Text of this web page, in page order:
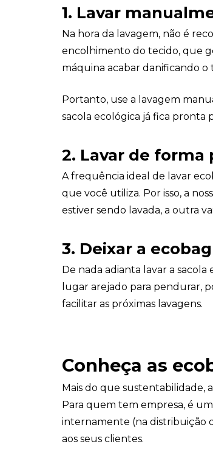
1. Lavar
Na hora da lavagem, não é
encolhimento do tecido, que
máquina acabar danificando o
Portanto, use a lavagem
sacola ecológica já fica pronta
2. Lavar de forma
A frequência ideal de lavar
que você utiliza. Por isso, a
estiver sendo lavada, a outra
3. Deixar a
De nada adianta lavar a
lugar arejado para pendurar,
facilitar as próximas lavagens.
Conheça as
Mais do que sustentabilidade,
Para quem tem empresa, é
internamente (na distribuição
aos seus clientes.